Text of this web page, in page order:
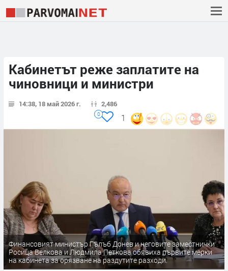
Кабинетът реже заплатите на
чиновници и министри
14:38, 18 май 2026 г. 2,486
1
0
Финансовият министър Гълъб Донев и неговите заместнички
Росица Велкова и Людмила Петкова обявиха първите мерки
на кабинета за орязване на раздутите разходи.